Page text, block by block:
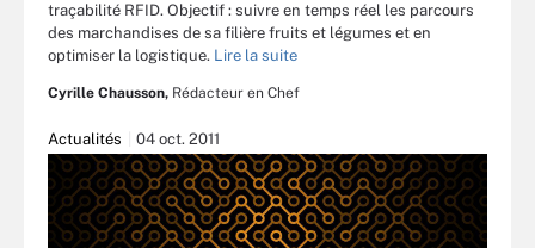
traçabilité RFID. Objectif : suivre en temps réel les parcours
des marchandises de sa filière fruits et légumes et en
optimiser la logistique. Lire la suite
Cyrille Chausson, Rédacteur en Chef
Actualités 04 oct. 2011